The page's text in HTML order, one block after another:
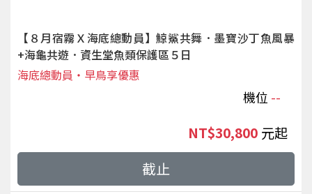
【８月宿霧Ｘ海底總動員】鯨鯊共舞．墨寶沙丁魚風暴
+海龜共遊．資生堂魚類保護區５日
機位 --
海底總動員‧早鳥享優惠
NT$30,800 起
截止